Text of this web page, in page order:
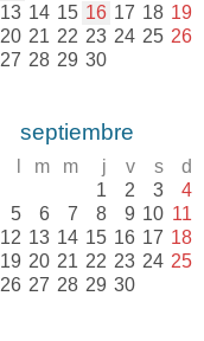
13 14 15 16 17 18 19
20 21 22 23 24 25 26
27 28 29 30
septiembre
m m j v s d
1 2 3 4
5 6 7 8 9 10 11
12 13 14 15 16 17 18
19 20 21 22 23 24 25
26 27 28 29 30